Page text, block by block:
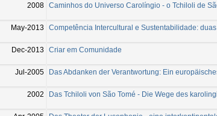
2008 Caminhos do Universo Carolíngio - o Tchiloli de
May-2013
Competência Intercultural e Sustentabilidade:
Dec-2013
Criar em Comunidade
Jul-2005
Das Abdanken der Verantwortung: Ein
2002
Das Tchiloli von São Tomé - Die Wege des